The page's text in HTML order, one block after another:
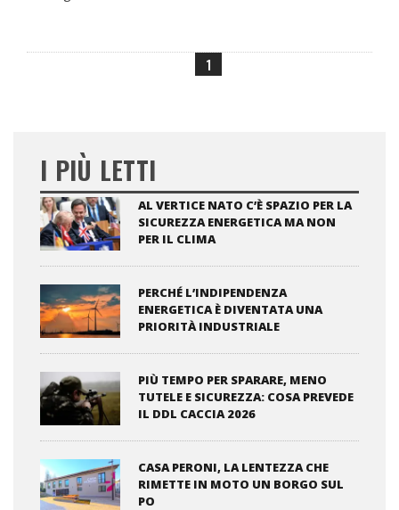
1
I PIÙ LETTI
AL VERTICE NATO C’È SPAZIO PER LA
SICUREZZA ENERGETICA MA NON
PER IL CLIMA
PERCHÉ L’INDIPENDENZA
ENERGETICA È DIVENTATA UNA
PRIORITÀ INDUSTRIALE
PIÙ TEMPO PER SPARARE, MENO
TUTELE E SICUREZZA: COSA PREVEDE
IL DDL CACCIA 2026
CASA PERONI, LA LENTEZZA CHE
RIMETTE IN MOTO UN BORGO SUL
PO